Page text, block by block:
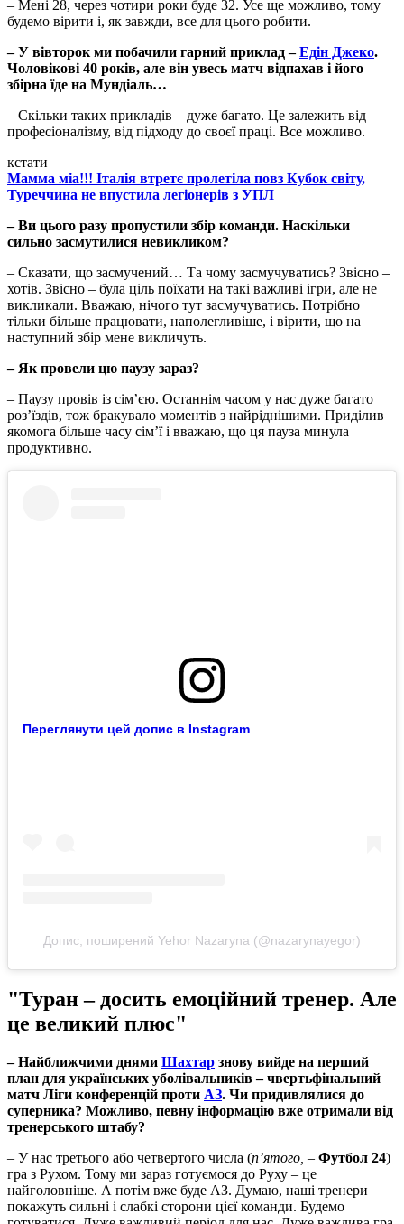
– Мені 28, через чотири роки буде 32. Усе ще можливо, тому
будемо вірити і, як завжди, все для цього робити.
– У вівторок ми побачили гарний приклад –Едін Джеко.
Чоловікові 40 років, але він увесь матч відпахав і його
збірна їде на Мундіаль…
– Скільки таких прикладів – дуже багато. Це залежить від
професіоналізму, від підходу до своєї праці. Все можливо.
кстати
Мамма міа!!! Італія втретє пролетіла повз Кубок світу,
Туреччина не впустила легіонерів з УПЛ
– Ви цього разу пропустили збір команди. Наскільки
сильно засмутилися невикликом?
– Сказати, що засмучений… Та чому засмучуватись? Звісно –
хотів. Звісно – була ціль поїхати на такі важливі ігри, але не
викликали. Вважаю, нічого тут засмучуватись. Потрібно
тільки більше працювати, наполегливіше, і вірити, що на
наступний збір мене викличуть.
– Як провели цю паузу зараз?
– Паузу провів із сім’єю. Останнім часом у нас дуже багато
роз’їздів, тож бракувало моментів з найріднішими. Приділив
якомога більше часу сім’ї і вважаю, що ця пауза минула
продуктивно.
Переглянути цей допис в Instagram
Допис, поширений Yehor Nazaryna (@nazarynayegor)
"Туран – досить емоційний тренер. Але
це великий плюс"
– Найближчими днями Шахтар знову вийде на перший
план для українських уболівальників – чвертьфінальний
матч Ліги конференцій проти АЗ. Чи придивлялися до
суперника? Можливо, певну інформацію вже отримали від
тренерського штабу?
– У нас третього або четвертого числа (п’ятого, – Футбол 24)
гра з Рухом. Тому ми зараз готуємося до Руху – це
найголовніше. А потім вже буде АЗ. Думаю, наші тренери
покажуть сильні і слабкі сторони цієї команди. Будемо